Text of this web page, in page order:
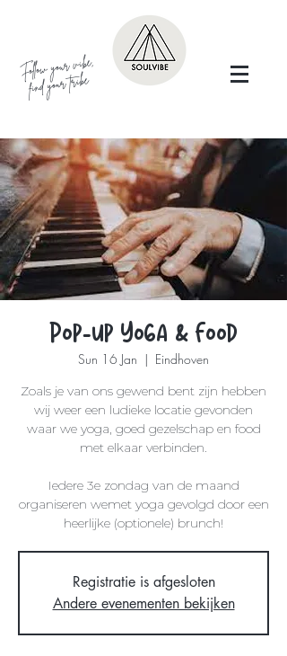
Follow your vibe,
find your tribe
Pop-up Yoga & Food
Sun 16 Jan
  |
Eindhoven
Zoals je van ons gewend bent zijn hebben
wij weer een ludieke locatie gevonden
waar we yoga, goed gezelschap en food
met elkaar verbinden.
Iedere 3e zondag van de maand
organiseren wemet yoga gevolgd door een
heerlijke (optionele) brunch!
Registratie is afgesloten
Andere evenementen bekijken